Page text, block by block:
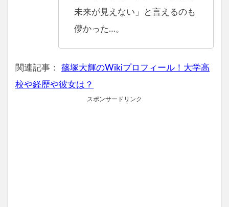
未来が見えない」と言えるのも
儚かった…。
関連記事： 篠塚大輝のWikiプロフィール！大学高
校や経歴や彼女は？
スポンサードリンク